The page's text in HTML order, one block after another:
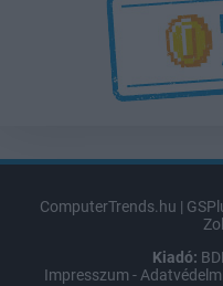
ComputerTrends.hu |
Kiadó:
Impresszum -